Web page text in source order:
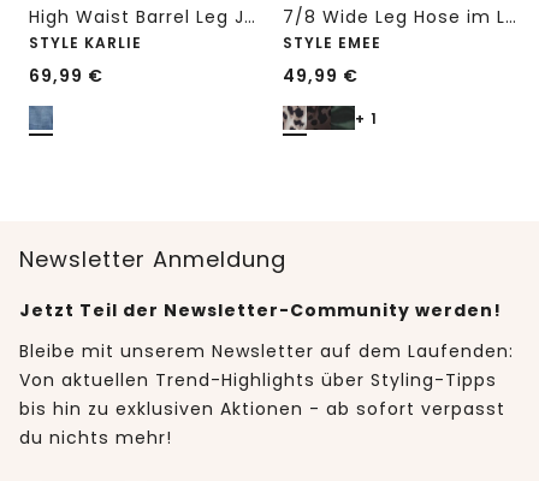
High Waist Barrel Leg Jeans im Loose Fit
STYLE KARLIE
69,99 €
7/8 Wide Leg Hose im Loose Fit mit Print
STYLE EMEE
49,99 €
+ 1
Newsletter Anmeldung
Jetzt Teil der Newsletter-Community werden!
Bleibe mit unserem Newsletter auf dem Laufenden:
Von aktuellen Trend-Highlights über Styling-Tipps
bis hin zu exklusiven Aktionen - ab sofort verpasst
du nichts mehr!